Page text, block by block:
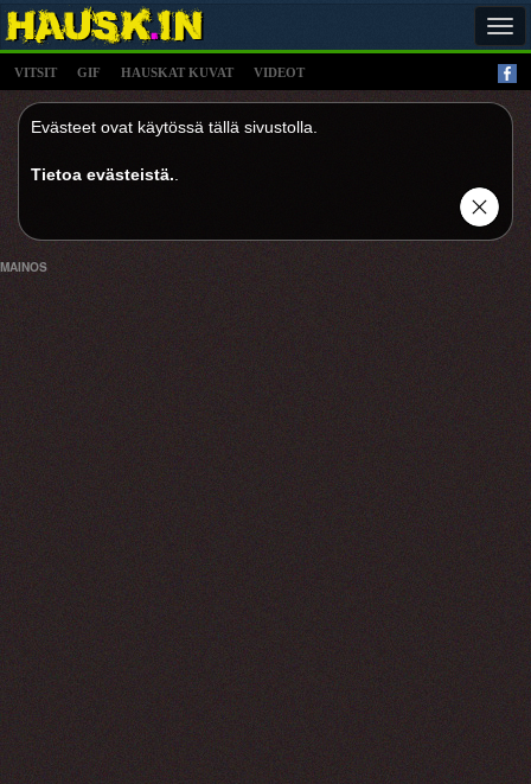
VITSIT GIF HAUSKAT KUVAT VIDEOT
Evästeet ovat käytössä tällä sivustolla.
Tietoa evästeistä.
MAINOS